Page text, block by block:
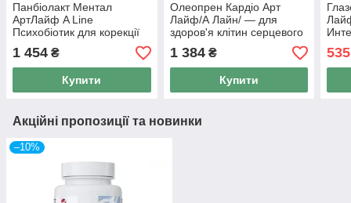
Панбіолакт Ментал
АртЛайф A Line
Психобіотик для корекції
роботи мозку через вплив
на мікробіом кишківника
(60 кап.)
1 454 ₴
Купити
Олеопрен Кардіо Арт
Лайф/А Лайн/ — для
здоров'я клітин серцевого
м'яза 60 капс
1 384₴
Купити
Акційні пропозиції та новинки
–10%